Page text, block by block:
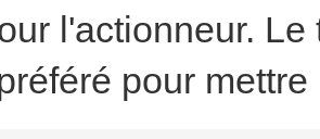
l'actionneur.
pour